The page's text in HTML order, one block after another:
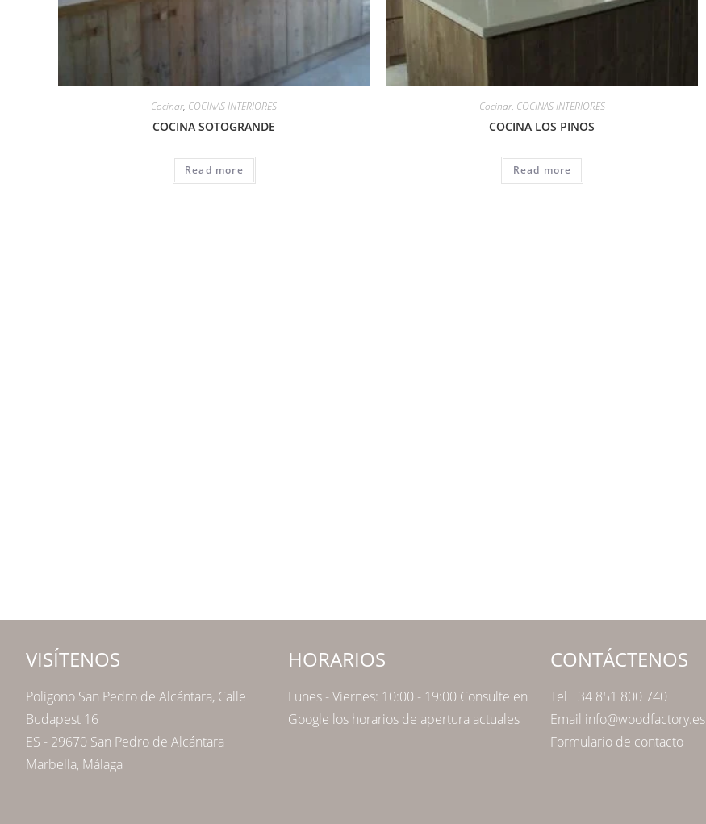
Cocinar, COCINAS INTERIORES
COCINA SOTOGRANDE
Read more
Cocinar, COCINAS INTERIORES
COCINA LOS PINOS
Read more
VISÍTENOS
Poligono San Pedro de Alcántara, Calle
Budapest 16
ES - 29670 San Pedro de Alcántara
Marbella, Málaga
HORARIOS
Lunes - Viernes: 10:00 - 19:00 Consulte en
Google los horarios de apertura actuales
CONTÁCTENOS
Tel +34 851 800 740
Email info@woodfactory.es
Formulario de contacto